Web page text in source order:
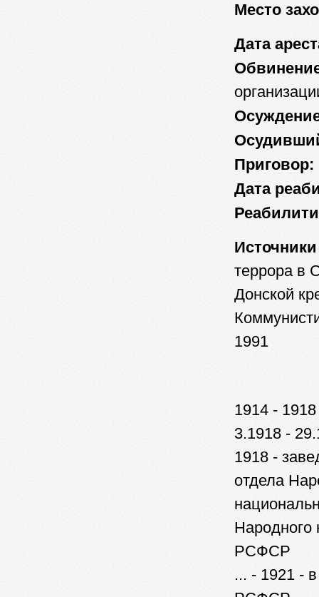
Место
Дата
Приговор:
Дата
террора в
Донской
1991
1914 -
3.1918 -
1918 -
отдела
Народного
РСФСР
... - 1921 -